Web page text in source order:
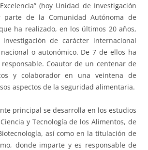
(hoy Unidad de Investigación
parte de la Comunidad Autónoma de
ha realizado, en los últimos 20 años,
de carácter internacional
o autonómico. De 7 de ellos ha
Coautor de un centenar de
y colaborador en una veintena de
aspectos de la seguridad alimentaria.
principal se desarrolla en los estudios
y Tecnología de los Alimentos, de
así como en la titulación de
donde imparte y es responsable de